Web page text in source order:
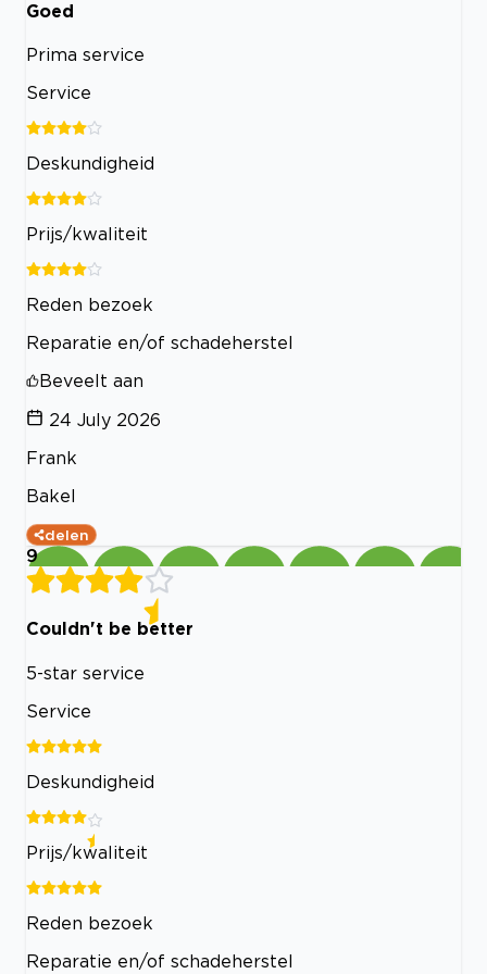
Goed
Prima service
Service
Deskundigheid
Prijs/kwaliteit
Reden bezoek
Reparatie en/of schadeherstel
Beveelt aan
24 July 2026
Frank
Bakel
delen
9
Couldn't be better
5-star service
Service
Deskundigheid
Prijs/kwaliteit
Reden bezoek
Reparatie en/of schadeherstel